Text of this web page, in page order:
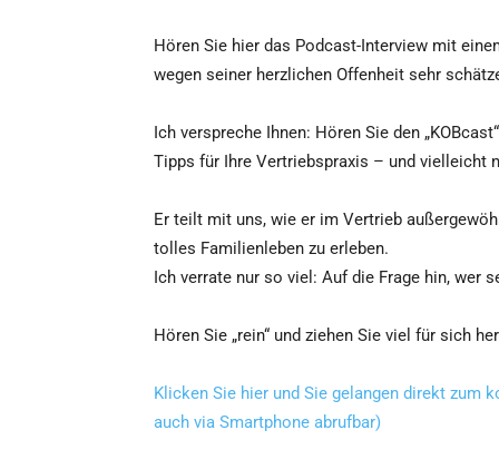
Hören Sie hier das Podcast-Interview mit
wegen seiner herzlichen Offenheit sehr
Ich verspreche Ihnen: Hören Sie den
Tipps für Ihre Vertriebspraxis – und vielleicht
Er teilt mit uns, wie er im Vertrieb
tolles Familienleben zu erleben.
Ich verrate nur so viel: Auf die Frage hin, wer
Hören Sie „rein“ und ziehen Sie viel für sich
Klicken Sie hier und Sie gelangen direkt zum
auch via Smartphone abrufbar)